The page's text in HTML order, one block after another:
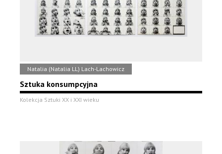
Natalia (Natalia LL) Lach-Lachowicz
Sztuka konsumpcyjna
Kolekcja Sztuki XX i XXI wieku